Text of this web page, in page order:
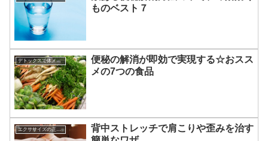
ものベスト７
デトックスで体メンテナンス
便秘の解消が即効で実現する☆おスス
メの7つの食品
エクササイズの正しい知識☆
背中ストレッチで肩こりや歪みを治す